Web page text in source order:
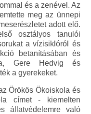
és a zenével. Az
meg az ünnepi
adott elő.
osztályos tanulói
a vízisiklóról és
betanításában és
Gere Hedvig és
a gyerekeket.
Örökös Ökoiskola és
címet - kiemelten
állatvédelemre való